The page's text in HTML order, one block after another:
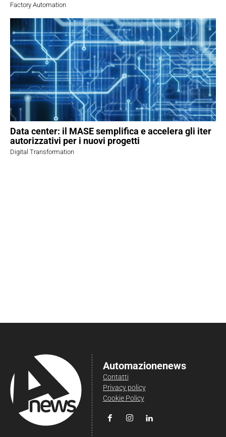
Factory Automation
Data center: il MASE semplifica e accelera gli iter
autorizzativi per i nuovi progetti
Digital Transformation
Automazionenews
Contatti
Privacy policy
Cookie Policy